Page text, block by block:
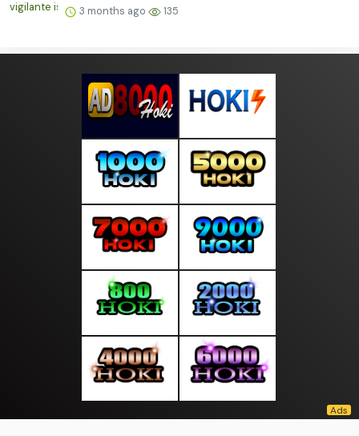
3 months ago 135